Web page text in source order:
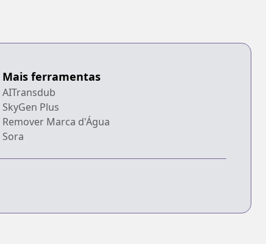
Mais ferramentas
AITransdub
SkyGen Plus
Remover Marca d'Água
Sora